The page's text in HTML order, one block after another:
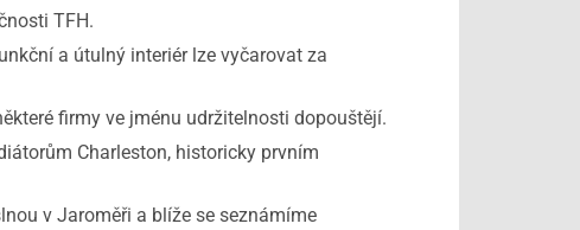
TFH.
a útulný interiér lze vyčarovat za
firmy ve jménu udržitelnosti dopouštějí.
Charleston, historicky prvním
v Jaroměři a blíže se seznámíme